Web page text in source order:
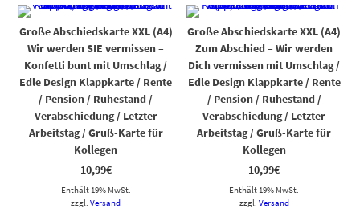
Große Abschiedskarte XXL (A4)
Wir werden SIE vermissen –
Konfetti bunt mit Umschlag /
Edle Design Klappkarte / Rente
/ Pension / Ruhestand /
Verabschiedung / Letzter
Arbeitstag / Gruß-Karte für
Kollegen
10,99€
Enthält 19% MwSt.
zzgl.Versand
Große Abschiedskarte XXL (A4)
Zum Abschied – Wir werden
Dich vermissen mit Umschlag /
Edle Design Klappkarte / Rente
/ Pension / Ruhestand /
Verabschiedung / Letzter
Arbeitstag / Gruß-Karte für
Kollegen
10,99€
Enthält 19% MwSt.
zzgl. Versand